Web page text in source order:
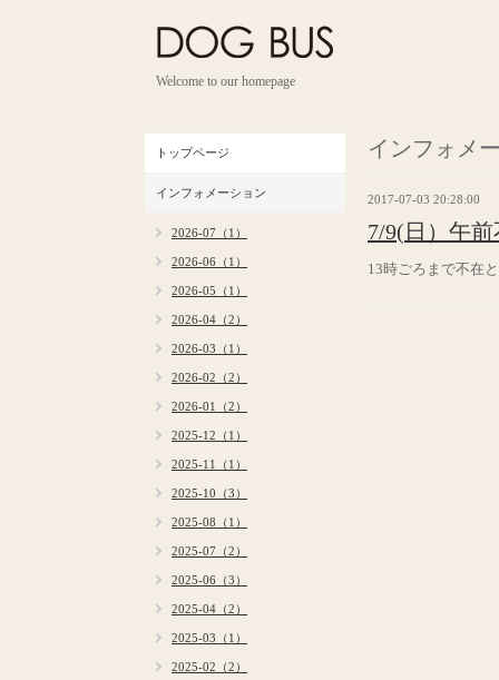
Welcome to our homepage
インフォメ
2017-07-03 20:28:00
7/9(日）午
13時ごろまで不在
トップページ
インフォメーション
2026-07（1）
2026-06（1）
2026-05（1）
2026-04（2）
2026-03（1）
2026-02（2）
2026-01（2）
2025-12（1）
2025-11（1）
2025-10（3）
2025-08（1）
2025-07（2）
2025-06（3）
2025-04（2）
2025-03（1）
2025-02（2）